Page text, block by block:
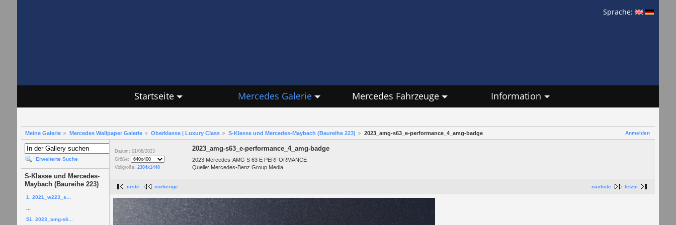
Sprache:
Startseite Mercedes Galerie Mercedes Fahrzeuge Information
Anmelden
Meine Galerie Mercedes Wallpaper Galerie Oberklasse | Luxury Class S-Klasse und Mercedes-Maybach (Baureihe 223) 2023_amg-s63_e-performance_4_amg-badge
Erweiterte Suche
S-Klasse und Mercedes-
Maybach (Baureihe 223)
1. 2021_w223_s...
51. 2023_amg-s6...
Datum: 01/08/2023
Größe:
Vollgröße: 2304x1440
2023_amg-s63_e-performance_4_amg-badge
2023 Mercedes-AMG S 63 E PERFORMANCE
Quelle: Mercedes-Benz Group Media
nächste letzte
erste vorherige